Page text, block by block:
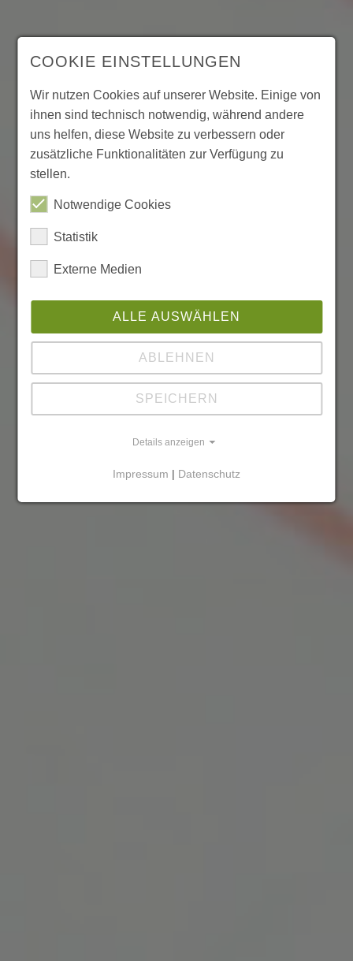
COOKIE EINSTELLUNGEN
Wir nutzen Cookies auf unserer Website. Einige von
ihnen sind technisch notwendig, während andere
uns helfen, diese Website zu verbessern oder
zusätzliche Funktionalitäten zur Verfügung zu
stellen.
Notwendige Cookies
Statistik
Externe Medien
ALLE AUSWÄHLEN
ABLEHNEN
SPEICHERN
Details anzeigen
Impressum | Datenschutz